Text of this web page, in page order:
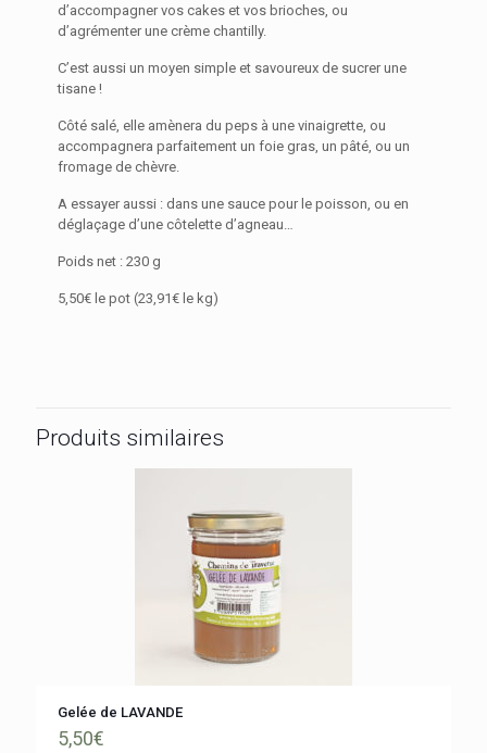
d’accompagner vos cakes et vos brioches, ou
d’agrémenter une crème chantilly.
C’est aussi un moyen simple et savoureux de sucrer une
tisane !
Côté salé, elle amènera du peps à une vinaigrette, ou
accompagnera parfaitement un foie gras, un pâté, ou un
fromage de chèvre.
A essayer aussi : dans une sauce pour le poisson, ou en
déglaçage d’une côtelette d’agneau…
Poids net : 230 g
5,50€ le pot (23,91€ le kg)
Produits similaires
Gelée de LAVANDE
5,50€